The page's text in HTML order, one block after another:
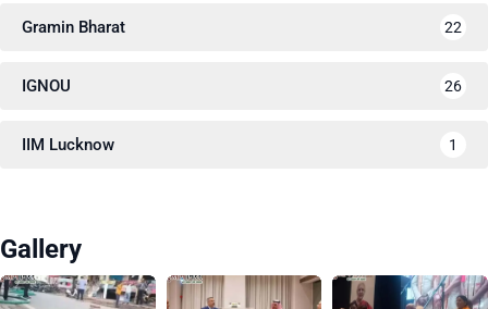
Gramin Bharat 22
IGNOU 26
IIM Lucknow 1
Gallery